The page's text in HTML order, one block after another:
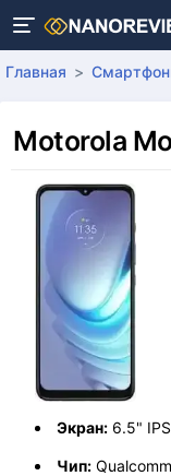
Главная
Motorola
Экран: 6.5"
Чип: